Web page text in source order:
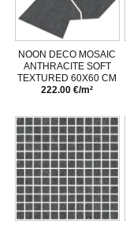
NOON DECO MOSAIC
ANTHRACITE SOFT
TEXTURED 60X60 CM
222.00 €/m²